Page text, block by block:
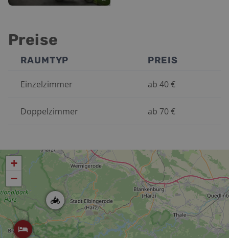
Preise
RAUMTYP PREIS
Einzelzimmer ab 40€
Doppelzimmer ab 70€
+
−